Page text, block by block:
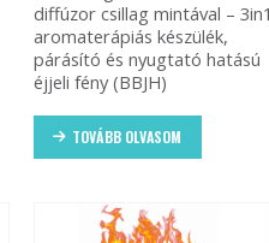
diffúzor csillag mintával – 3in1
aromaterápiás készülék,
párásító és nyugtató hatású
éjjeli fény (BBJH)
TOVÁBB OLVASOM